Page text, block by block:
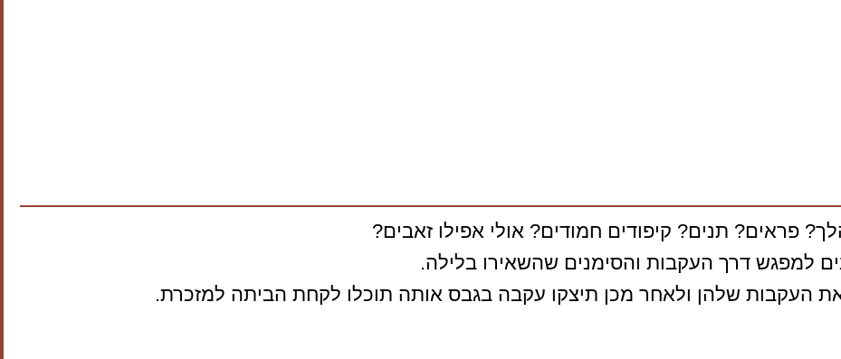
פראים? תנים? קיפודים חמודים? אולי אפילו זאבים?
למפגש דרך העקבות והסימנים שהשאירו בלילה.
העקבות שלהן ולאחר מכן תיצקו עקבה בגבס אותה תוכלו לקחת הביתה למזכרת.